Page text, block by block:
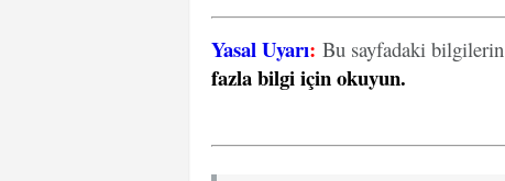
Yasal Uyarı: Bu sayfadaki bilgilerin
fazla bilgi için okuyun.